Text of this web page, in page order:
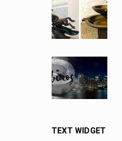
TEXT WIDGET